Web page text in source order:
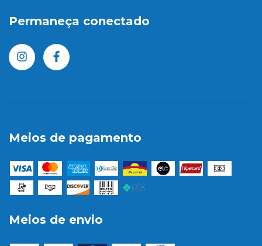
Permaneça conectado
Meios de pagamento
Meios de envio